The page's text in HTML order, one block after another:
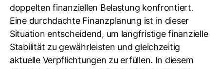
doppelten finanziellen Belastung konfrontiert.
Eine durchdachte Finanzplanung ist in dieser
Situation entscheidend, um langfristige finanzielle
Stabilität zu gewährleisten und gleichzeitig
aktuelle Verpflichtungen zu erfüllen. In diesem